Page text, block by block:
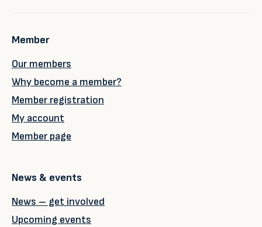
Member
Our members
Why become a member?
Member registration
My account
Member page
News & events
News – get involved
Upcoming events